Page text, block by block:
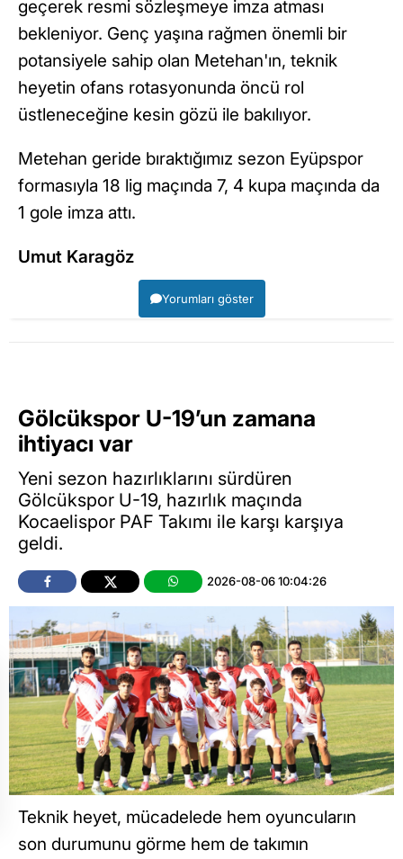
geçerek resmi sözleşmeye imza atması
bekleniyor. Genç yaşına rağmen önemli bir
potansiyele sahip olan Metehan'ın, teknik
heyetin ofans rotasyonunda öncü rol
üstleneceğine kesin gözü ile bakılıyor.
Metehan geride bıraktığımız sezon Eyüpspor
formasıyla 18 lig maçında 7, 4 kupa maçında da
1 gole imza attı.
Umut Karagöz
Yorumları göster
Gölcükspor U-19’un zamana
ihtiyacı var
Yeni sezon hazırlıklarını sürdüren
Gölcükspor U-19, hazırlık maçında
Kocaelispor PAF Takımı ile karşı karşıya
geldi.
2026-08-06 10:04:26
Teknik heyet, mücadelede hem oyuncuların
son durumunu görme hem de takımın